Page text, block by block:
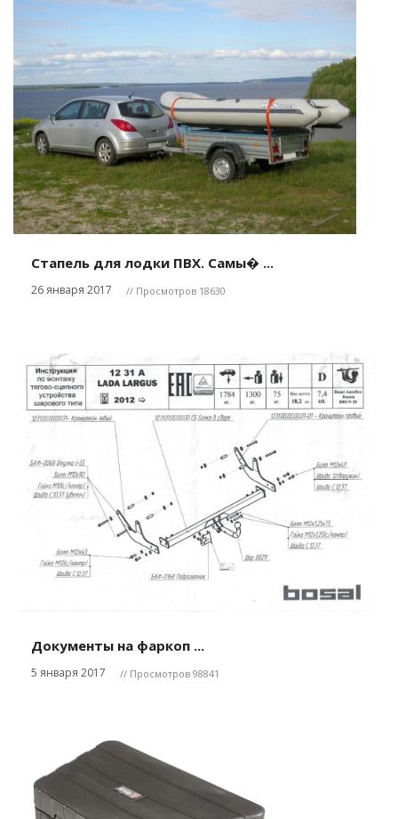
Стапель для лодки ПВХ. Самы� ...
26 января 2017 // Просмотров 18630
Документы на фаркоп ...
5 января 2017 // Просмотров 98841